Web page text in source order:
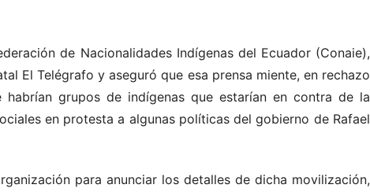
de Nacionalidades Indígenas del Ecuador (Conaie),
El Telégrafo y aseguró que esa prensa miente, en rechazo
grupos de indígenas que estarían en contra de la
en protesta a algunas políticas del gobierno de Rafael
para anunciar los detalles de dicha movilización,